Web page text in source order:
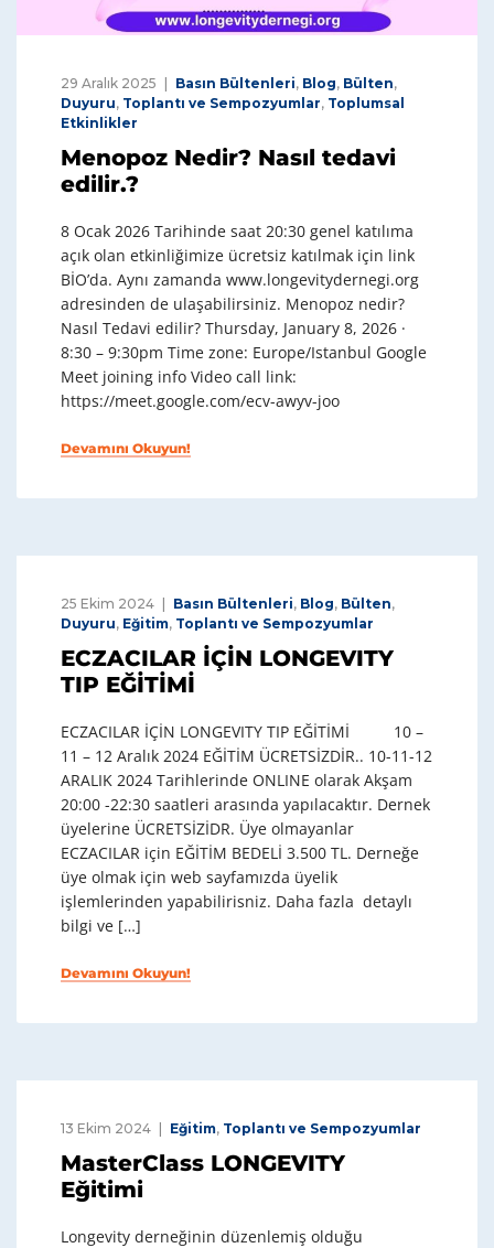
29 Aralık 2025 Basın Bültenleri, Blog, Bülten,
Duyuru, Toplantı ve Sempozyumlar, Toplumsal
Etkinlikler
Menopoz Nedir? Nasıl tedavi
edilir.?
8 Ocak 2026 Tarihinde saat 20:30 genel katılıma
açık olan etkinliğimize ücretsiz katılmak için link
BİO’da. Aynı zamanda www.longevitydernegi.org
adresinden de ulaşabilirsiniz. Menopoz nedir?
Nasıl Tedavi edilir? Thursday, January 8, 2026 ·
8:30 – 9:30pm Time zone: Europe/Istanbul Google
Meet joining info Video call link:
https://meet.google.com/ecv-awyv-joo
Devamını Okuyun!
25 Ekim 2024 Basın Bültenleri, Blog, Bülten,
Duyuru, Eğitim, Toplantı ve Sempozyumlar
ECZACILAR İÇİN LONGEVITY
TIP EĞİTİMİ
ECZACILAR İÇİN LONGEVITY TIP EĞİTİMİ 10 –
11 – 12 Aralık 2024 EĞİTİM ÜCRETSİZDİR.. 10-11-12
ARALIK 2024 Tarihlerinde ONLINE olarak Akşam
20:00 -22:30 saatleri arasında yapılacaktır. Dernek
üyelerine ÜCRETSİZİDR. Üye olmayanlar
ECZACILAR için EĞİTİM BEDELİ 3.500 TL. Derneğe
üye olmak için web sayfamızda üyelik
işlemlerinden yapabilirisniz. Daha fazla detaylı
bilgi ve […]
Devamını Okuyun!
13 Ekim 2024 Eğitim, Toplantı ve Sempozyumlar
MasterClass LONGEVITY
Eğitimi
Longevity derneğinin düzenlemiş olduğu